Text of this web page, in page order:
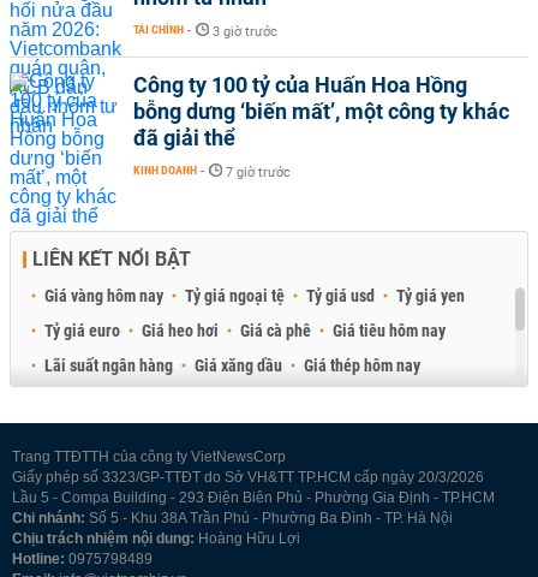
TÀI CHÍNH - 3 giờ trước
Công ty 100 tỷ của Huấn Hoa Hồng
bỗng dưng ‘biến mất’, một công ty khác
đã giải thể
KINH DOANH - 7 giờ trước
LIÊN KẾT NỔI BẬT
Giá vàng hôm nay Tỷ giá ngoại tệ Tỷ giá usd
Tỷ giá yen
Tỷ giá euro
Giá heo hơi Giá cà phê
Giá tiêu hôm nay
Lãi suất ngân hàng
Giá xăng dầu
Giá thép hôm nay
Trang TTĐTTH của công ty VietNewsCorp
Giấy phép số 3323/GP-TTĐT do Sở VH&TT TP.HCM cấp ngày 20/3/2026
Lầu 5 - Compa Building - 293 Điện Biên Phủ - Phường Gia Định - TP.HCM
Chi nhánh: Số 5 - Khu 38A Trần Phú - Phường Ba Đình - TP. Hà Nội
Chịu trách nhiệm nội dung: Hoàng Hữu Lợi
Hotline: 0975798489